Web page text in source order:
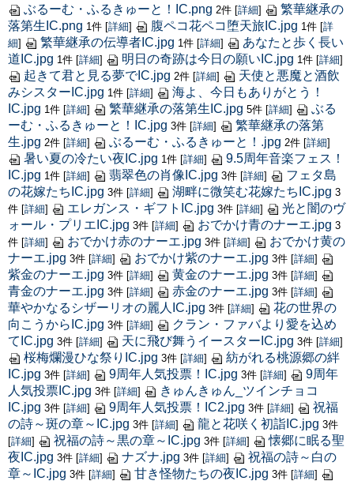
ぶるーむ・ふるきゅーと！IC.png 2件 [詳細]
繁華継承の
落第生IC.png 1件 [詳細] 腹ペコ花ペコ堕天旅IC.jpg 1件 [詳
細] 繁華継承の伝導者IC.jpg 1件 [詳細]
あなたと歩く長い
道IC.jpg 1件 [詳細] 明日の奇跡は今日の願いIC.jpg 1件 [詳細]
起きて君と見る夢でIC.jpg 2件 [詳細]
天使と悪魔と酒飲
みシスターIC.jpg 1件 [詳細]
海よ、今日もありがとう！
IC.jpg 1件 [詳細] 繁華継承の落第生IC.jpg 5件 [詳細]
ぶる
ーむ・ふるきゅーと！IC.jpg 3件 [詳細]
繁華継承の落第
生.jpg 2件 [詳細] ぶるーむ・ふるきゅーと！.jpg 2件 [詳細]
暑い夏の冷たい夜IC.jpg 1件 [詳細]
9.5周年音楽フェス！
IC.jpg 1件 [詳細] 翡翠色の肖像IC.jpg 3件 [詳細]
フェタ島
の花嫁たちIC.jpg 3件 [詳細] 湖畔に微笑む花嫁たちIC.jpg 3
件 [詳細] エレガンス・ギフトIC.jpg 3件 [詳細]
光と闇のヴ
ォール・プリエIC.jpg 3件 [詳細] おでかけ青のナーエ.jpg 3
件 [詳細] おでかけ赤のナーエ.jpg 3件 [詳細]
おでかけ黄の
ナーエ.jpg 3件 [詳細] おでかけ紫のナーエ.jpg 3件 [詳細]
紫金のナーエ.jpg 3件 [詳細] 黄金のナーエ.jpg 3件 [詳細]
青金のナーエ.jpg 3件 [詳細] 赤金のナーエ.jpg 3件 [詳細]
華やかなるシザーリオの麗人IC.jpg 3件 [詳細]
花の世界の
向こうからIC.jpg 3件 [詳細]
クラン・ファバより愛を込め
てIC.jpg 3件 [詳細] 天に飛び舞うイースターIC.jpg 3件 [詳細]
桜梅爛漫ひな祭りIC.jpg 3件 [詳細]
紡がれる桃源郷の絆
IC.jpg 3件 [詳細] 9周年人気投票！IC.jpg 3件 [詳細]
9周年
人気投票IC.jpg 3件 [詳細]
きゅんきゅん_ツインチョコ
IC.jpg 3件 [詳細] 9周年人気投票！IC2.jpg 3件 [詳細]
祝福
の詩～斑の章～IC.jpg 3件 [詳細] 龍と花咲く初詣IC.jpg 3件
[詳細] 祝福の詩～黒の章～IC.jpg 3件 [詳細]
懐郷に眠る聖
夜IC.jpg 3件 [詳細] ナズナ.jpg 3件 [詳細]
祝福の詩～白の
章～IC.jpg 3件 [詳細] 甘き怪物たちの夜IC.jpg 3件 [詳細]